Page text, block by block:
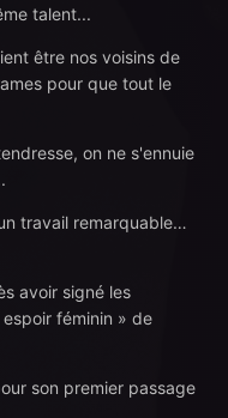
talent...
être nos voisins de
pour que tout le
on ne s'ennuie
travail remarquable…
avoir signé les
féminin » de
son premier passage